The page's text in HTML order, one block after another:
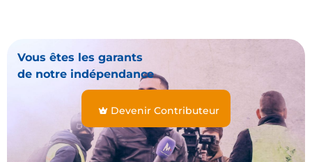
Vous êtes les garants
de notre indépendance
Devenir Contributeur